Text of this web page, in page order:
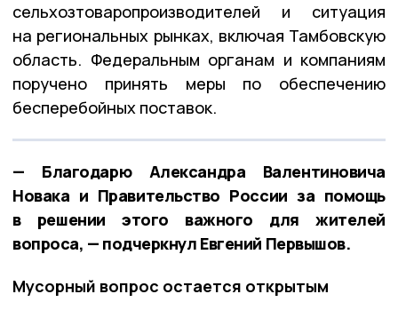
сельхозтоваропроизводителей и ситуация
на региональных рынках, включая Тамбовскую
область. Федеральным органам и компаниям
поручено принять меры по обеспечению
бесперебойных поставок.
— Благодарю Александра Валентиновича
Новака и Правительство России за помощь
в решении этого важного для жителей
вопроса, — подчеркнул Евгений Первышов.
Мусорный вопрос остается открытым